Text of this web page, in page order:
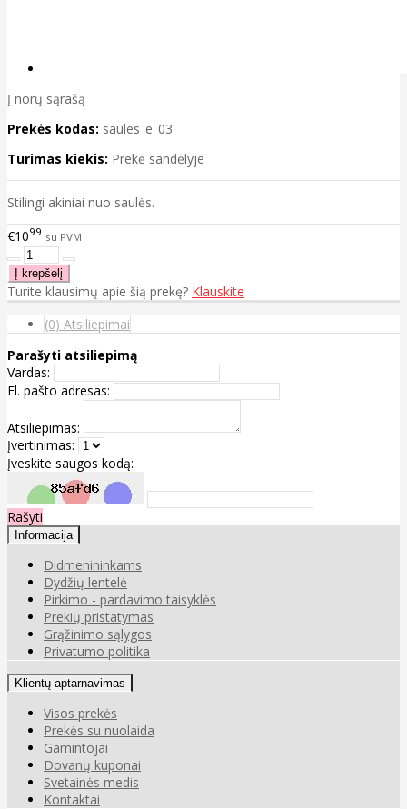
Į norų sąrašą
Prekės kodas: saules_e_03
Turimas kiekis: Prekė sandėlyje
Stilingi akiniai nuo saulės.
€1099 su PVM
Turite klausimų apie šią prekę? Klauskite
(0) Atsiliepimai
Parašyti atsiliepimą
Vardas:
El. pašto adresas:
Atsiliepimas:
Įvertinimas:
Įveskite saugos kodą:
Rašyti
Informacija
Didmenininkams
Dydžių lentelė
Pirkimo - pardavimo taisyklės
Prekių pristatymas
Grąžinimo sąlygos
Privatumo politika
Klientų aptarnavimas
Visos prekės
Prekės su nuolaida
Gamintojai
Dovanų kuponai
Svetainės medis
Kontaktai